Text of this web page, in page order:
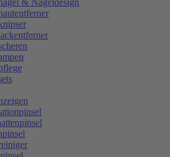
& Nageldesign